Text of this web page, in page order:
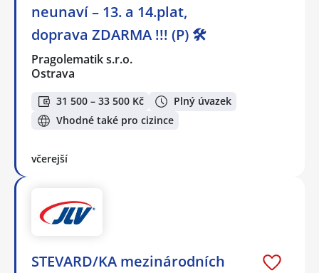
neunaví – 13. a 14.plat,
doprava ZDARMA !!! (P) 🛠️
Pragolematik s.r.o.
Ostrava
31 500 – 33 500 Kč
Plný úvazek
Vhodné také pro cizince
včerejší
STEVARD/KA mezinárodních